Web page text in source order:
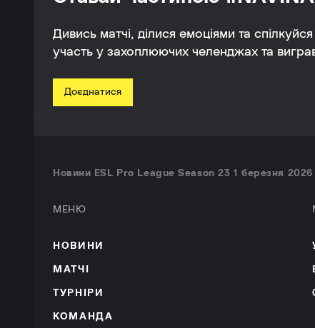
Дивись матчі, ділися емоціями та
участь у захоплюючих челенджах та
Доєднатися
Новини ESL Pro League Season 23 1 березня
МЕНЮ
НОВИНИ
МАТЧІ
ТУРНІРИ
КОМАНДА